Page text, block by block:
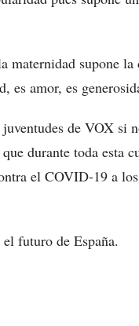
maternidad supone
es amor, es
de VOX si
durante toda esta
el COVID-19 a
futuro de España.